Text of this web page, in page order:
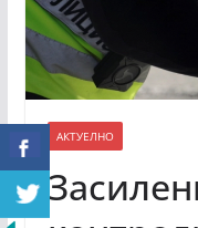
АКТУЕЛНО